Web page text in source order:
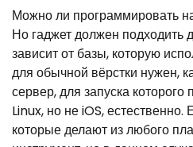
Можно ли программировать
Но гаджет должен подходить
зависит от базы, которую
для обычной вёрстки нужен,
сервер, для запуска
Linux, но не iOS, естественно.
которые делают из любого